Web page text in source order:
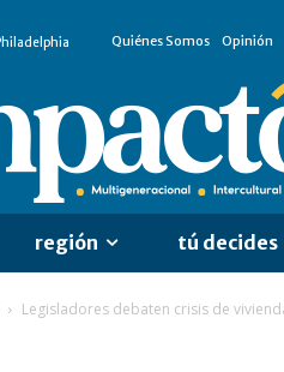
Quiénes Somos Opinión
región tú decides
Legisladores debaten crisis de